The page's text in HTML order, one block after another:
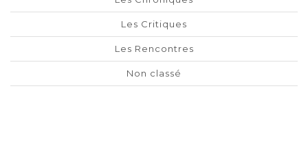
Les Critiques
Les Rencontres
Non classé